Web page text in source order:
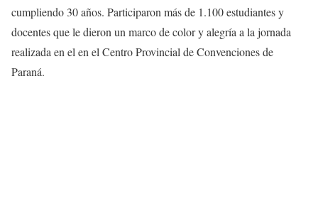
cumpliendo 30 años. Participaron más de 1.100 estudiantes y
docentes que le dieron un marco de color y alegría a la jornada
realizada en el en el Centro Provincial de Convenciones de
Paraná.